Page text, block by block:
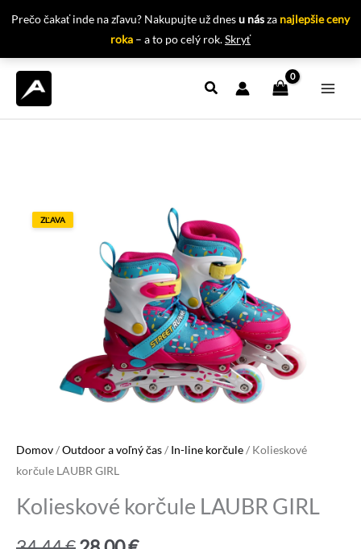
Prečo čakať inde na zľavu? Nakupujte už dnesu násza najlepšie ceny
roka – a to po celý rok.Skryť
Preskočiť
ZĽAVA
Domov/Outdoor a voľný čas/ In-line korčule/ Kolieskové
korčule LAUBR GIRL
Kolieskové korčule LAUBR GIRL